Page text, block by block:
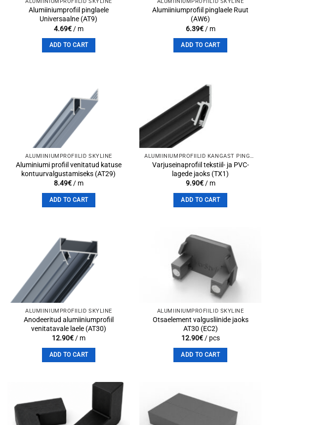
ALUMIINIUMPROFIILID SKYLINE
Alumiiniumprofiil pinglaele
Universaalne (AT9)
4.69€/ m
ADD TO CART
ALUMIINIUMPROFIILID SKYLINE
Alumiiniumprofiil pinglaele Ruut
(AW6)
6.39€/ m
ADD TO CART
ALUMIINIUMPROFIILID SKYLINE
Aluminiumi profiil venitatud katuse
kontuurvalgustamiseks (AT29)
8.49€/ m
ADD TO CART
ALUMIINIUMPROFIILID KANGAST PINGLAGEDE JAOKS
Varjuseinaprofiil tekstiil- ja PVC-
lagede jaoks (TX1)
9.90€/ m
ADD TO CART
ALUMIINIUMPROFIILID SKYLINE
Anodeeritud alumiiniumprofiil
venitatavale laele (AT30)
12.90€/ m
ADD TO CART
Add to
wishlist
ALUMIINIUMPROFIILID SKYLINE
Otsaelement valgusliinide jaoks
AT30 (EC2)
12.90€/ pcs
ADD TO CART
Add to
wishlist
Add to
wishlist